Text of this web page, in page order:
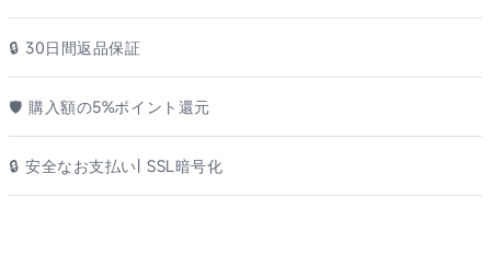
🔒 30日間返品保証
🛡️ 購入額の5%ポイント還元
🔒 安全なお支払い| SSL暗号化